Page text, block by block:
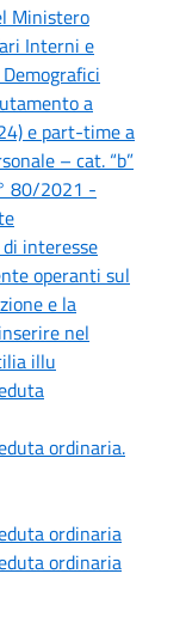
Ministero
Interni e
a
e part-time a
– cat. “b”
80/2021 -
interesse
operanti sul
e la
nel
illu
ordinaria.
ordinaria
ordinaria